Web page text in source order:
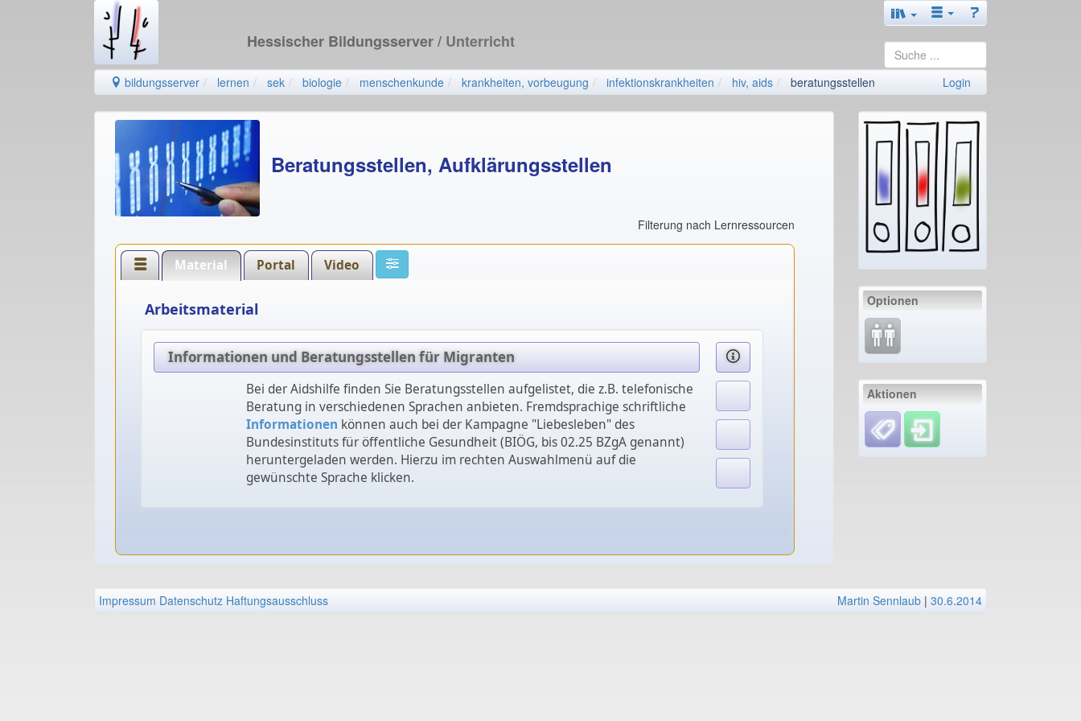
Hessischer Bildungsserver/ Unterricht
bildungsserver lernen sek biologie menschenkunde krankheiten, vorbeugung infektionskrankheiten hiv, aids beratungsstellen Login
Beratungsstellen, Aufklärungsstellen
Filterung nach Lernressourcen
Material Portal Video
Arbeitsmaterial
Informationen und Beratungsstellen für Migranten
Bei der Aidshilfe finden Sie Beratungsstellen aufgelistet, die z.B. telefonische
Beratung in verschiedenen Sprachen anbieten. Fremdsprachige schriftliche
Informationen können auch bei der Kampagne "Liebesleben" des
Bundesinstituts für öffentliche Gesundheit (BIÖG, bis 02.25 BZgA genannt)
heruntergeladen werden. Hierzu im rechten Auswahlmenü auf die
gewünschte Sprache klicken.
Optionen
Aktionen
Impressum Datenschutz Haftungsausschluss Martin Sennlaub | 30.6.2014